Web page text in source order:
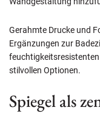
Gerahmte Drucke und
Ergänzungen zur
stilvollen Optionen.
Spiegel als